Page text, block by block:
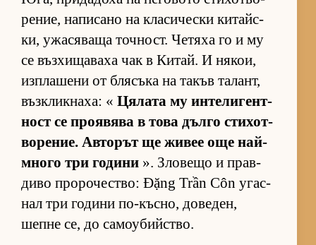
ре­ние, на­пи­сано на кла­си­чески ки­тайс­
ки, ужа­ся­ваща точ­ност. Че­тяха го и му
се въз­хи­ща­ваха чак в Ки­тай. И ня­кои,
из­п­ла­шени от бля­съка на та­къв та­лант,
въз­к­лик­на­ха: « Ця­лата му ин­те­ли­ген­т­
ност се про­я­вява в това дълго сти­хот­
во­ре­ние. Ав­то­рът ще жи­вее още най-
много три го­дини ». Зло­вещо и прав­
диво про­ро­чес­т­во: Đặng Trần Côn угас­
нал три го­дини по-къс­но, до­ве­ден,
шепне се, до са­мо­у­бийс­т­во.